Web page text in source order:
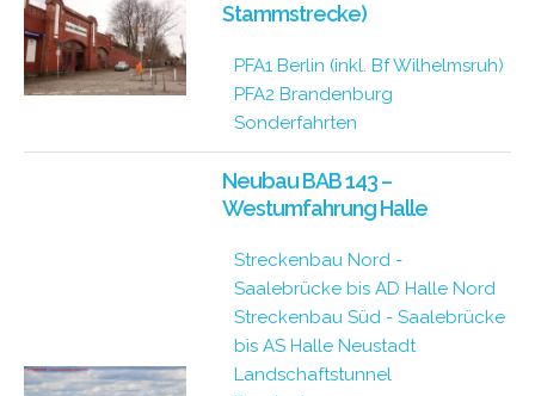
Stammstrecke)
PFA1 Berlin (inkl. Bf Wilhelmsruh)
PFA2 Brandenburg
Sonderfahrten
Neubau BAB 143 –
Westumfahrung Halle
Streckenbau Nord -
Saalebrücke bis AD Halle Nord
Streckenbau Süd - Saalebrücke
bis AS Halle Neustadt
Landschaftstunnel